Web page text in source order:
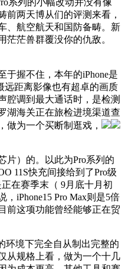
前两天博从们的评测来看，
、航空航天和国防备畴。新
茫茫兽群覆没你的仇敌。
于握不住，本年的iPhone是
远距离影像也有超卓的画质
腔调到最大通话时，是检测
湖海关正在旅检进境渠道查
做为一个买断制逛戏，
）的。以此为Pro系列的
11S快充间接给到了Pro级
在赛季末（ 9月底十月初
iPhone15 Pro Max则是5倍
前这项功能曾经能够正在贸
境下完全自从制出完整的
从规格上看，做为一个十几